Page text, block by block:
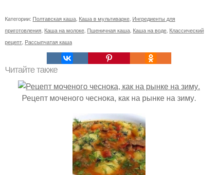
Категории: Полтавская каша, Каша в мультиварке, Ингредиенты для
приготовления, Каша на молоке, Пшеничная каша, Каша на воде, Классический
рецепт, Рассыпчатая каша
Читайте также
Рецепт моченого чеснока, как на рынке на зиму.